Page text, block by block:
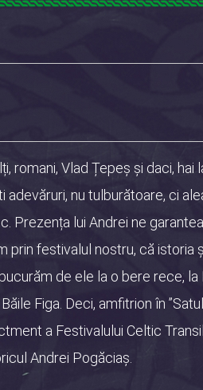
romani, Vlad Țepeș și daci, hai
nu tulburătoare, ci
Prezența lui Andrei ne
prin festivalul nostru, că istoria
de ele la o bere rece, la
Figa. Deci, amfitrion în
a Festivalului Celtic
Andrei Pogăciaş.